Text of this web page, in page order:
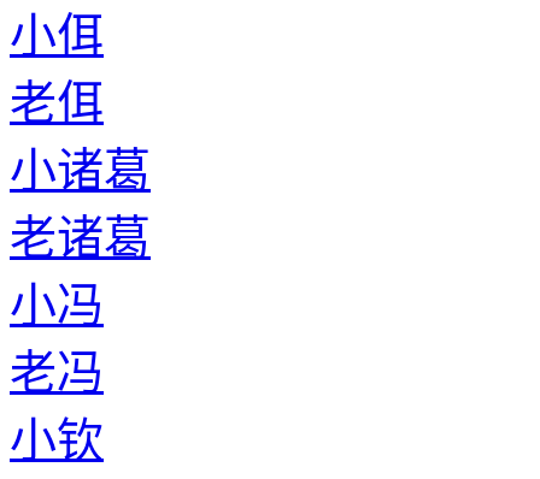
小佴
老佴
小诸葛
老诸葛
小冯
老冯
小钦